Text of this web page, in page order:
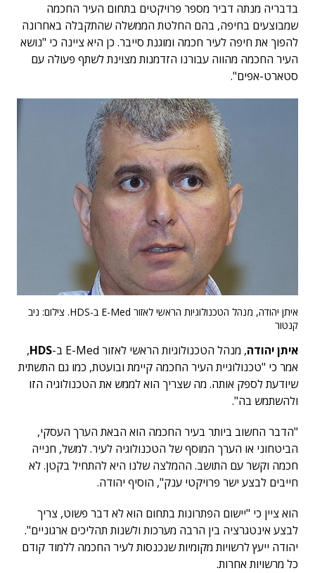
בדבריה מנתה דביר מספר פרויקטים בתחום העיר החכמה
שמבוצעים בחיפה, בהם החלטת הממשלה שהתקבלה באחרונה
להפוך את חיפה לעיר חכמה ומוגנת סייבר. כן היא ציינה כי "נושא
העיר החכמה מהווה עבורנו הזדמנות מצוינת לשתף פעולה עם
סטארט-אפים".
איתן יהודה, מנהל הטכנולוגיות הראשי לאזור E-Med ב-HDS. צילום: ניב
קנטור
איתן יהודה, מנהל הטכנולוגיות הראשי לאזור E-Med ב- HDS
,
אמר כי "טכנולוגיית העיר החכמה קיימת ובועטת, כמו גם התשתית
שיודעת לספק אותה. מה שצריך הוא לממש את הטכנולוגיה הזו
ולהשתמש בה".
"הדבר החשוב ביותר בעיר החכמה הוא הבאת הערך העסקי,
הביטחוני או הערך המוסף של הטכנולוגיה לעיר. למשל, חנייה
חכמה וקשר עם התושב. ההמלצה שלנו היא להתחיל בקטן. לא
חייבים לבצע ישר פרויקטי ענק", הוסיף יהודה.
הוא ציין כי "יישום הפתרונות בתחום הוא לא דבר פשוט, צריך
לבצע אינטגרציה בין הרבה מערכות ולשנות תהליכים ארגוניים".
יהודה ייעץ לרשויות מקומיות שנכנסות לעיר החכמה ללמוד קודם
כל מרשויות אחרות.